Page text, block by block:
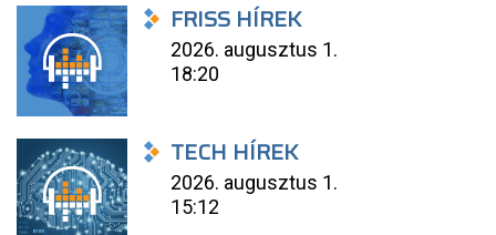
FRISS HÍREK
2026. augusztus 1.
18:20
TECH HÍREK
2026. augusztus 1.
15:12